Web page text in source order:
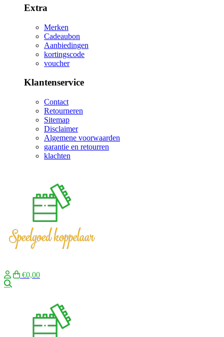
Extra
Merken
Cadeaubon
Aanbiedingen
kortingscode
voucher
Klantenservice
Contact
Retourneren
Sitemap
Disclaimer
Algemene voorwaarden
garantie en retourren
klachten
€0,00